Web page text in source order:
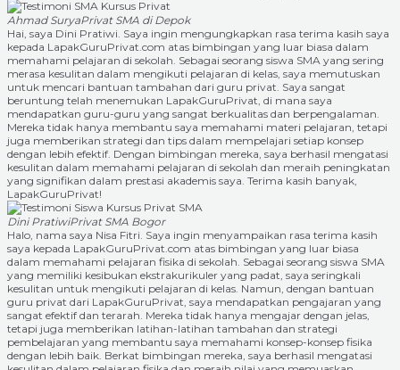
Ahmad SuryaPrivat SMA di Depok
Hai, saya Dini Pratiwi. Saya ingin mengungkapkan rasa terima kasih saya
kepada LapakGuruPrivat.com atas bimbingan yang luar biasa dalam
memahami pelajaran di sekolah. Sebagai seorang siswa SMA yang sering
merasa kesulitan dalam mengikuti pelajaran di kelas, saya memutuskan
untuk mencari bantuan tambahan dari guru privat. Saya sangat
beruntung telah menemukan LapakGuruPrivat, di mana saya
mendapatkan guru-guru yang sangat berkualitas dan berpengalaman.
Mereka tidak hanya membantu saya memahami materi pelajaran, tetapi
juga memberikan strategi dan tips dalam mempelajari setiap konsep
dengan lebih efektif. Dengan bimbingan mereka, saya berhasil mengatasi
kesulitan dalam memahami pelajaran di sekolah dan meraih peningkatan
yang signifikan dalam prestasi akademis saya. Terima kasih banyak,
LapakGuruPrivat!
Dini PratiwiPrivat SMA Bogor
Halo, nama saya Nisa Fitri. Saya ingin menyampaikan rasa terima kasih
saya kepada LapakGuruPrivat.com atas bimbingan yang luar biasa
dalam memahami pelajaran fisika di sekolah. Sebagai seorang siswa SMA
yang memiliki kesibukan ekstrakurikuler yang padat, saya seringkali
kesulitan untuk mengikuti pelajaran di kelas. Namun, dengan bantuan
guru privat dari LapakGuruPrivat, saya mendapatkan pengajaran yang
sangat efektif dan terarah. Mereka tidak hanya mengajar dengan jelas,
tetapi juga memberikan latihan-latihan tambahan dan strategi
pembelajaran yang membantu saya memahami konsep-konsep fisika
dengan lebih baik. Berkat bimbingan mereka, saya berhasil mengatasi